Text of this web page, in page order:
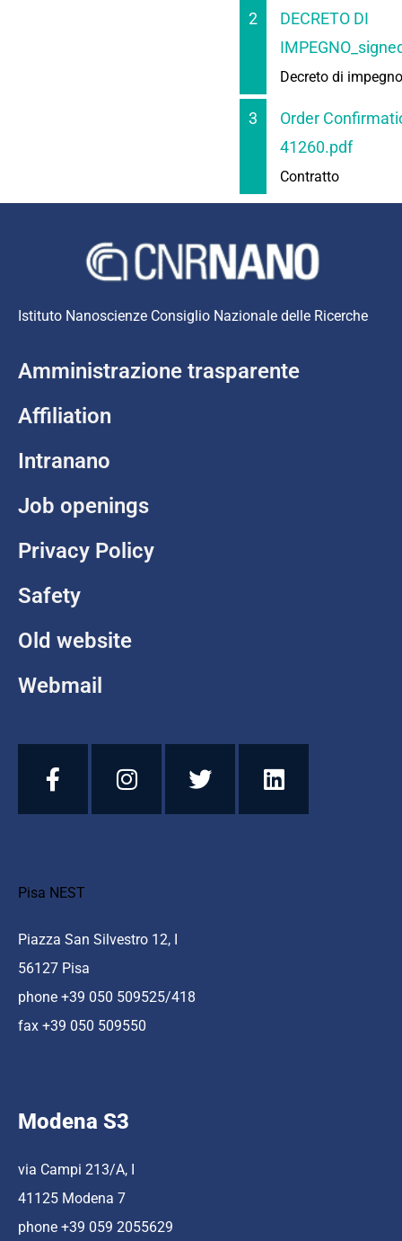
2
DECRETO DI
Decreto di impegno
3
Order
41260.pdf
Contratto
Istituto Nanoscienze Consiglio Nazionale delle Ricerche
Amministrazione trasparente
Affiliation
Intranano
Job openings
Privacy Policy
Safety
Old website
Webmail
Pisa NEST
Piazza San Silvestro 12, I
56127 Pisa
phone +39 050 509525/418
fax +39 050 509550
Modena S3
via Campi 213/A, I
41125 Modena 7
phone +39 059 2055629